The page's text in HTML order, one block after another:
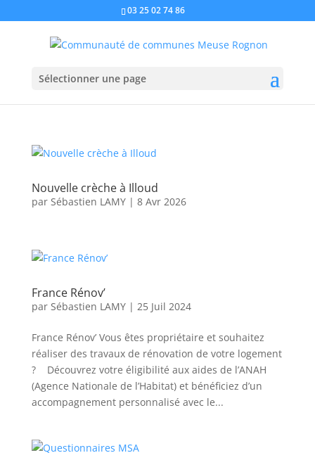
03 25 02 74 86
Sélectionner une page
Nouvelle crèche à Illoud
par Sébastien LAMY| 8 Avr 2026
France Rénov’
par Sébastien LAMY| 25 Juil 2024
France Rénov’ Vous êtes propriétaire et souhaitez
réaliser des travaux de rénovation de votre logement
? Découvrez votre éligibilité aux aides de l’ANAH
(Agence Nationale de l’Habitat) et bénéficiez d’un
accompagnement personnalisé avec le...